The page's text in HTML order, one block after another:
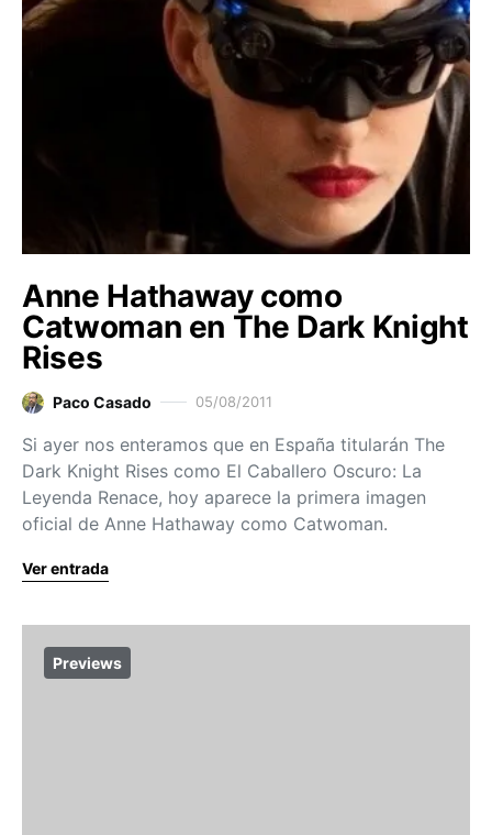
Anne Hathaway como
Catwoman en The Dark Knight
Rises
Paco Casado 05/08/2011
Si ayer nos enteramos que en España titularán The
Dark Knight Rises como El Caballero Oscuro: La
Leyenda Renace, hoy aparece la primera imagen
oficial de Anne Hathaway como Catwoman.
Ver entrada
Previews